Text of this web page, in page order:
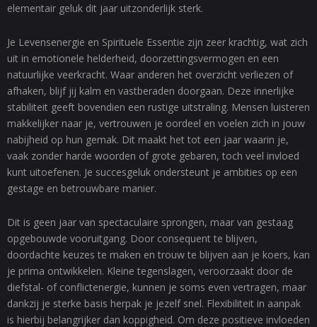
elementair geluk dit jaar uitzonderlijk sterk.
Je Levensenergie en Spirituele Essentie zijn zeer krachtig, wat zich
uit in emotionele helderheid, doorzettingsvermogen en een
natuurlijke veerkracht. Waar anderen het overzicht verliezen of
afhaken, blijf jij kalm en vastberaden doorgaan. Deze innerlijke
stabiliteit geeft bovendien een rustige uitstraling. Mensen luisteren
makkelijker naar je, vertrouwen je oordeel en voelen zich in jouw
nabijheid op hun gemak. Dit maakt het tot een jaar waarin je,
vaak zonder harde woorden of grote gebaren, toch veel invloed
kunt uitoefenen. Je succesgeluk ondersteunt je ambities op een
gestage en betrouwbare manier.
Dit is geen jaar van spectaculaire sprongen, maar van gestaag
opgebouwde vooruitgang. Door consequent te blijven,
doordachte keuzes te maken en trouw te blijven aan je koers, kan
je prima ontwikkelen. Kleine tegenslagen, veroorzaakt door de
diefstal- of conflictenergie, kunnen je soms even vertragen, maar
dankzij je sterke basis herpak je jezelf snel. Flexibiliteit in aanpak
is hierbij belangrijker dan koppigheid. Om deze positieve invloeden